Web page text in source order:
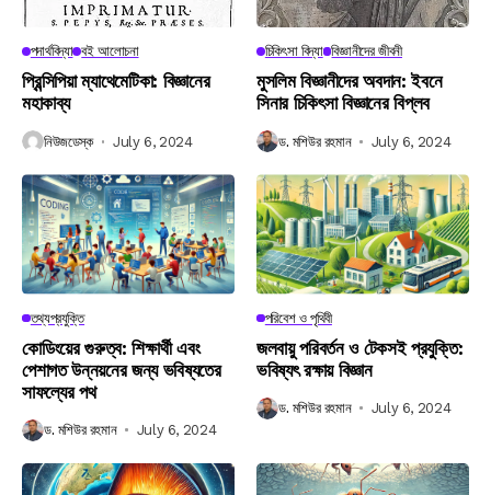
পদার্থবিদ্যা বই আলোচনা
প্রিন্সিপিয়া ম্যাথেমেটিকা: বিজ্ঞানের
মহাকাব্য
নিউজডেস্ক July 6, 2024
চিকিৎসা বিদ্যা বিজ্ঞানীদের জীবনী
মুসলিম বিজ্ঞানীদের অবদান: ইবনে
সিনার চিকিৎসা বিজ্ঞানের বিপ্লব
ড. মশিউর রহমান July 6, 2024
তথ্যপ্রযুক্তি
কোডিংয়ের গুরুত্ব: শিক্ষার্থী এবং
পেশাগত উন্নয়নের জন্য ভবিষ্যতের
সাফল্যের পথ
ড. মশিউর রহমান July 6, 2024
পরিবেশ ও পৃথিবী
জলবায়ু পরিবর্তন ও টেকসই প্রযুক্তি:
ভবিষ্যৎ রক্ষায় বিজ্ঞান
ড. মশিউর রহমান July 6, 2024